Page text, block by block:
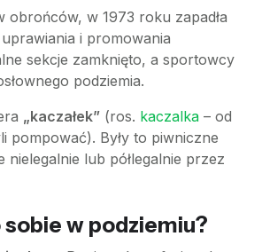
obrońców, w 1973 roku zapadła
i promowania
sekcje zamknięto, a sportowcy
podziemia.
„kaczałek” (ros. kaczalka – od
pompować). Były to piwniczne
nielegalnie lub półlegalnie przez
sobie w podziemiu?